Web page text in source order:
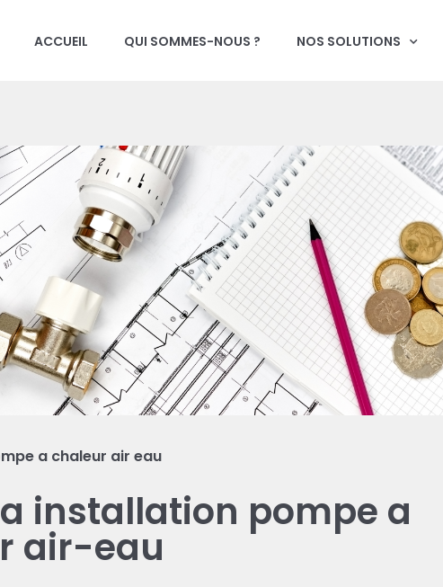
ACCUEIL QUI SOMMES-NOUS ? NOS SOLUTIONS
a chaleur air eau
installation pompe a
air-eau